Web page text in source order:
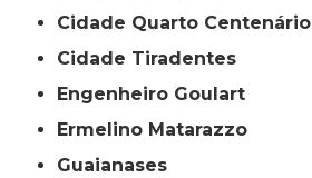
Cidade Quarto Centenário
Cidade Tiradentes
Engenheiro Goulart
Ermelino Matarazzo
Guaianases